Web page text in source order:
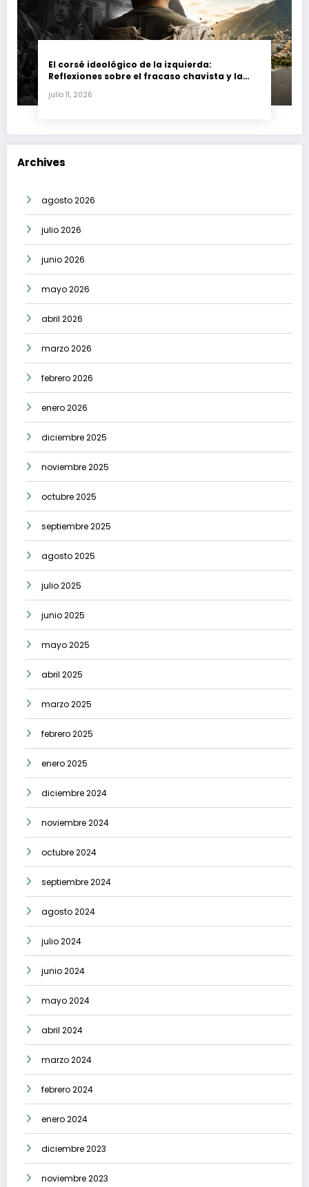
El corsé ideológico de la izquierda:
Reflexiones sobre el fracaso chavista y la
julio 11, 2026
Archives
agosto 2026
julio 2026
junio 2026
mayo 2026
abril 2026
marzo 2026
febrero 2026
enero 2026
diciembre 2025
noviembre 2025
octubre 2025
septiembre 2025
agosto 2025
julio 2025
junio 2025
mayo 2025
abril 2025
marzo 2025
febrero 2025
enero 2025
diciembre 2024
noviembre 2024
octubre 2024
septiembre 2024
agosto 2024
julio 2024
junio 2024
mayo 2024
abril 2024
marzo 2024
febrero 2024
enero 2024
diciembre 2023
noviembre 2023